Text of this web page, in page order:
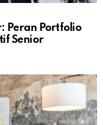
Peran Portfolio
Senior